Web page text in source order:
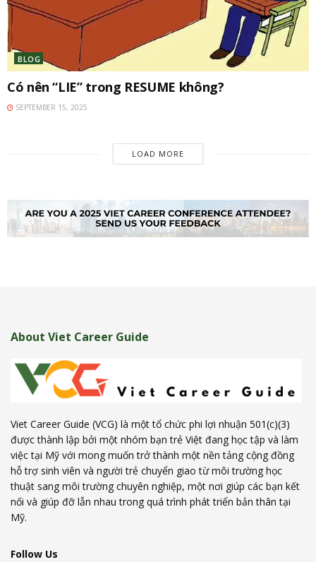
BLOG
Có nên “LIE” trong RESUME không?
SEPTEMBER 15, 2025
LOAD MORE
About Viet Career Guide
Viet Career Guide (VCG) là một tổ chức phi lợi nhuận 501(c)(3)
được thành lập bởi một nhóm bạn trẻ Việt đang học tập và làm
việc tại Mỹ với mong muốn trở thành một nền tảng cộng đồng
hỗ trợ sinh viên và người trẻ chuyển giao từ môi trường học
thuật sang môi trường chuyên nghiệp, một nơi giúp các bạn kết
nối và giúp đỡ lẫn nhau trong quá trình phát triển bản thân tại
Mỹ.
Follow Us